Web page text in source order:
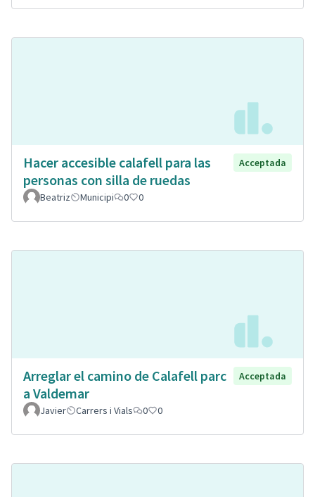
Hacer accesible calafell para las
personas con silla de ruedas
Acceptada
Beatriz Municipi 0 0
Arreglar el camino de Calafell parc
a Valdemar
Acceptada
Javier Carrers i Vials 0 0